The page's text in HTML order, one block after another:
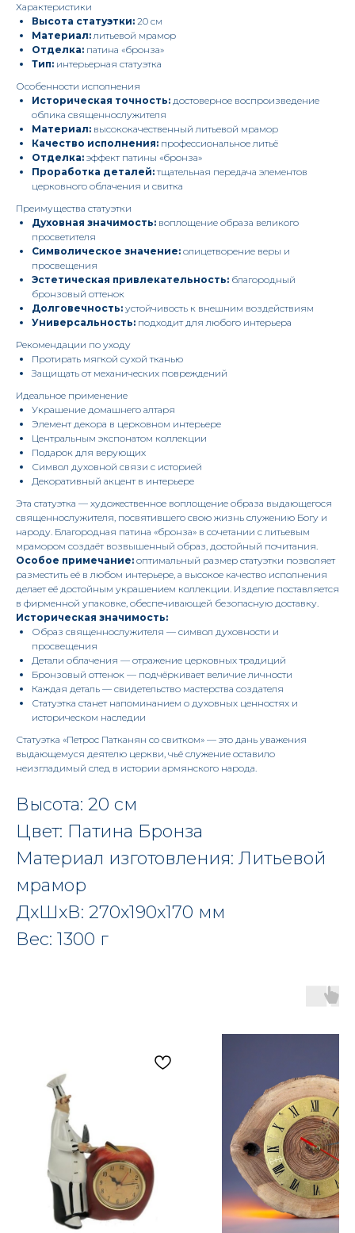
Характеристики
Высота статуэтки: 20 см
Материал:литьевой мрамор
Отделка: патина «бронза»
Тип: интерьерная статуэтка
Особенности исполнения
Историческая точность: достоверное воспроизведение
облика священнослужителя
Материал: высококачественный литьевой мрамор
Качество исполнения: профессиональное литьё
Отделка: эффект патины «бронза»
Проработка деталей:тщательная передача элементов
церковного облачения и свитка
Преимущества статуэтки
Духовная значимость: воплощение образа великого
просветителя
Символическое значение: олицетворение веры и
просвещения
Эстетическая привлекательность: благородный
бронзовый оттенок
Долговечность: устойчивость к внешним воздействиям
Универсальность: подходит для любого интерьера
Рекомендации по уходу
Протирать мягкой сухой тканью
Защищать от механических повреждений
Идеальное применение
Украшение домашнего алтаря
Элемент декора в церковном интерьере
Центральным экспонатом коллекции
Подарок для верующих
Символ духовной связи с историей
Декоративный акцент в интерьере
Эта статуэтка — художественное воплощение образа выдающегося
священнослужителя, посвятившего свою жизнь служению Богу и
народу. Благородная патина «бронза» в сочетании с литьевым
мрамором создаёт возвышенный образ, достойный почитания.
Особое примечание: оптимальный размер статуэтки позволяет
разместить её в любом интерьере, а высокое качество исполнения
делает её достойным украшением коллекции. Изделие поставляется
в фирменной упаковке, обеспечивающей безопасную доставку.
Историческая значимость:
Образ священнослужителя — символ духовности и
просвещения
Детали облачения — отражение церковных традиций
Бронзовый оттенок — подчёркивает величие личности
Каждая деталь — свидетельство мастерства создателя
Статуэтка станет напоминанием о духовных ценностях и
историческом наследии
Статуэтка «Петрос Патканян со свитком» — это дань уважения
выдающемуся деятелю церкви, чьё служение оставило
неизгладимый след в истории армянского народа.
Высота: 20 см
Цвет: Патина Бронза
Материал изготовления: Литьевой
мрамор
ДxШxВ: 270x190x170 мм
Вес: 1300 г